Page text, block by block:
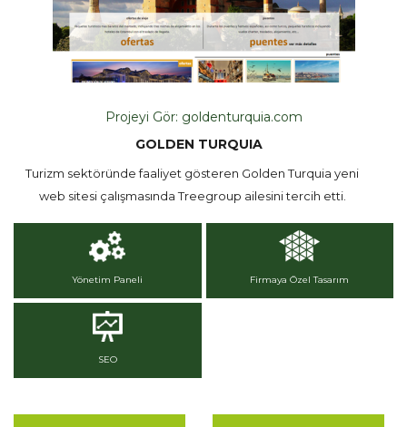
Projeyi Gör: goldenturquia.com
GOLDEN TURQUIA
Turizm sektöründe faaliyet gösteren Golden Turquia yeni
web sitesi çalışmasında Treegroup ailesini tercih etti.
Yönetim Paneli Firmaya Özel Tasarım
SEO